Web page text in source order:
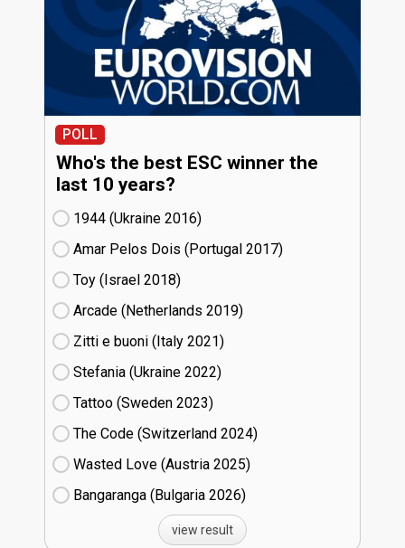
POLL
Who's the best ESC winner the
last 10 years?
1944 (Ukraine
16)
Amar Pelos Dois (Portugal
17)
Toy (Israel
18)
Arcade (Netherlands
19)
Zitti e buoni​ (Italy
21)
Stefania (Ukraine
22)
Tattoo (Sweden
23)
The Code (Switzerland
24)
Wasted Love (Austria
25)
Bangaranga (Bulgaria
26)
view result